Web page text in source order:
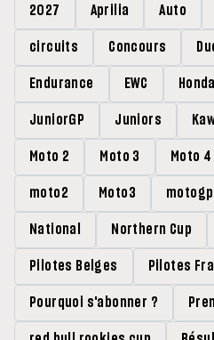
2027 Aprilia Auto
circuits Concours
Endurance EWC Honda
JuniorGP Juniors
Moto 2 Moto 3 Moto 4
moto2 Moto3 motogp
National Northern Cup
Pilotes Belges Pilotes
Pourquoi s'abonner ?